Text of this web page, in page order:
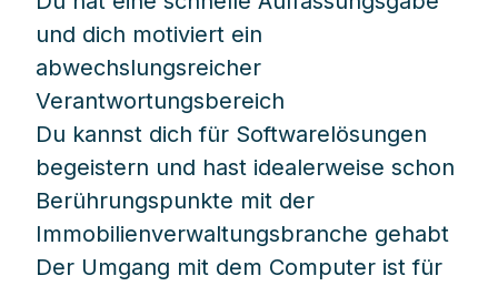
und dich motiviert ein
abwechslungsreicher
Verantwortungsbereich
Du kannst dich für Softwarelösungen
begeistern und hast idealerweise schon
Berührungspunkte mit der
Immobilienverwaltungsbranche gehabt
Der Umgang mit dem Computer ist für